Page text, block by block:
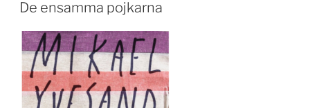
De ensamma pojkarna